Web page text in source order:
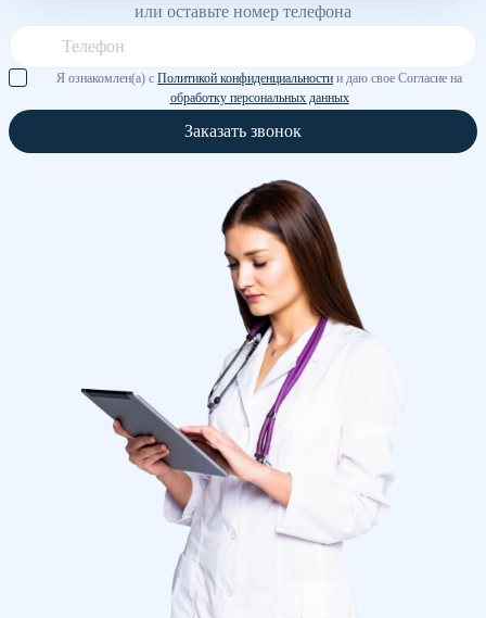
или оставьте номер телефона
Я ознакомлен(а) с Политикой конфиденциальности и даю свое Согласие на
обработку персональных данных
Заказать звонок